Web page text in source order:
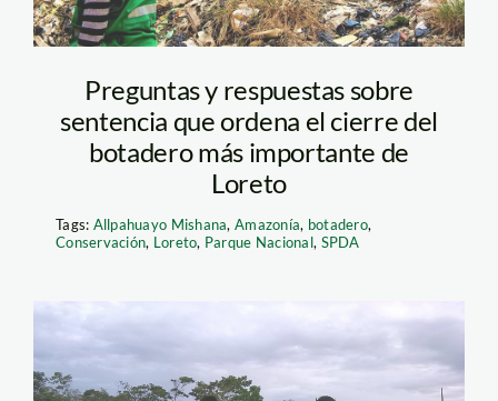
Preguntas y respuestas sobre
sentencia que ordena el cierre del
botadero más importante de
Loreto
Tags: Allpahuayo Mishana,Amazonía, botadero,
Conservación, Loreto, Parque Nacional, SPDA
0001_nauta_Kakiri